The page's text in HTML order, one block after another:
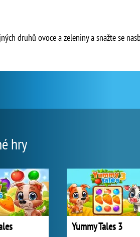
druhů ovoce a zeleniny a snažte se
hry
Yummy Tales 3